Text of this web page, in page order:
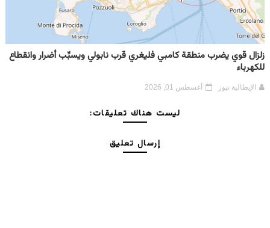
زلزال قوي يضرب منطقة كامبي فليغري قرب نابولي ويسبِّب أضرار وانقطاع
للكهرباء
الإيطالية نيوز أغسطس 01, 2026
ليست هناك تعليقات:
إرسال تعليق